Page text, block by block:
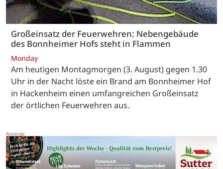
Großeinsatz der Feuerwehren: Nebengebäude
des Bonnheimer Hofs steht in Flammen
Monday
Am heutigen Montagmorgen (3. August) gegen 1.30
Uhr in der Nacht löste ein Brand am Bonnheimer Hof
in Hackenheim einen umfangreichen Großeinsatz
der örtlichen Feuerwehren aus.